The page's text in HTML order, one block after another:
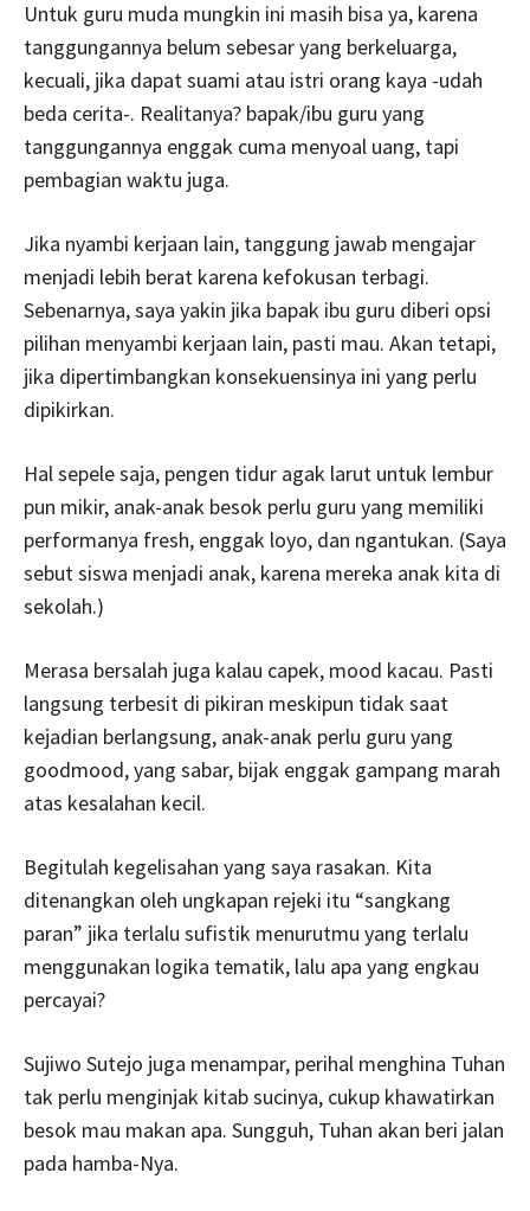
Untuk guru muda mungkin ini masih bisa ya, karena
tanggungannya belum sebesar yang berkeluarga,
kecuali, jika dapat suami atau istri orang kaya -udah
beda cerita-. Realitanya? bapak/ibu guru yang
tanggungannya enggak cuma menyoal uang, tapi
pembagian waktu juga.
Jika nyambi kerjaan lain, tanggung jawab mengajar
menjadi lebih berat karena kefokusan terbagi.
Sebenarnya, saya yakin jika bapak ibu guru diberi opsi
pilihan menyambi kerjaan lain, pasti mau. Akan tetapi,
jika dipertimbangkan konsekuensinya ini yang perlu
dipikirkan.
Hal sepele saja, pengen tidur agak larut untuk lembur
pun mikir, anak-anak besok perlu guru yang memiliki
performanya fresh, enggak loyo, dan ngantukan. (Saya
sebut siswa menjadi anak, karena mereka anak kita di
sekolah.)
Merasa bersalah juga kalau capek, mood kacau. Pasti
langsung terbesit di pikiran meskipun tidak saat
kejadian berlangsung, anak-anak perlu guru yang
goodmood, yang sabar, bijak enggak gampang marah
atas kesalahan kecil.
Begitulah kegelisahan yang saya rasakan. Kita
ditenangkan oleh ungkapan rejeki itu “sangkang
paran” jika terlalu sufistik menurutmu yang terlalu
menggunakan logika tematik, lalu apa yang engkau
percayai?
Sujiwo Sutejo juga menampar, perihal menghina Tuhan
tak perlu menginjak kitab sucinya, cukup khawatirkan
besok mau makan apa. Sungguh, Tuhan akan beri jalan
pada hamba-Nya.